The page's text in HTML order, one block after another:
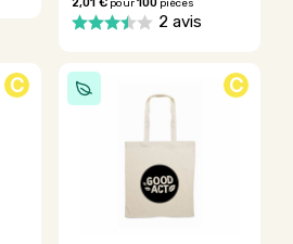
2,01 €pour100pièces
2 avis
produit
a
plusieurs
C C